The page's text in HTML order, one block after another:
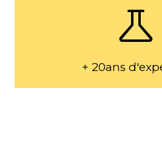
science
+ 20ans